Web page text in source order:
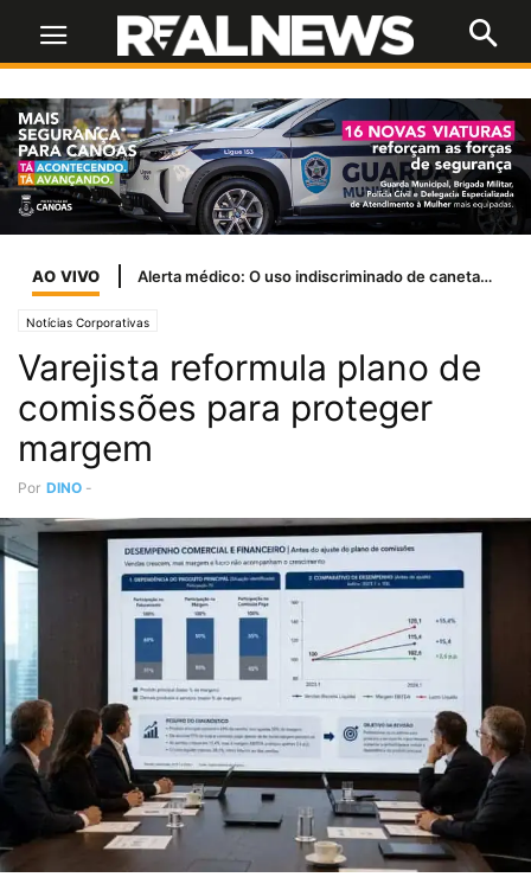
AO VIVO Alerta médico: O uso indiscriminado de canetas emagrecedoras por jovens
Notícias Corporativas
Varejista reformula plano de
comissões para proteger
margem
Por DINO -